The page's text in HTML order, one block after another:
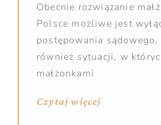
Obecnie rozwiązanie
Polsce możliwe jest
postępowania sądowego,
również sytuacji, w
małżonkami
Czytaj więcej